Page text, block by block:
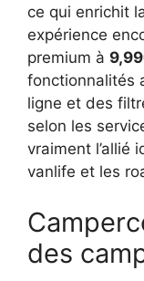
ce qui enrichit
expérience
premium à
fonctionnalités
ligne et des
selon les
vraiment l’allié
vanlife et les
des